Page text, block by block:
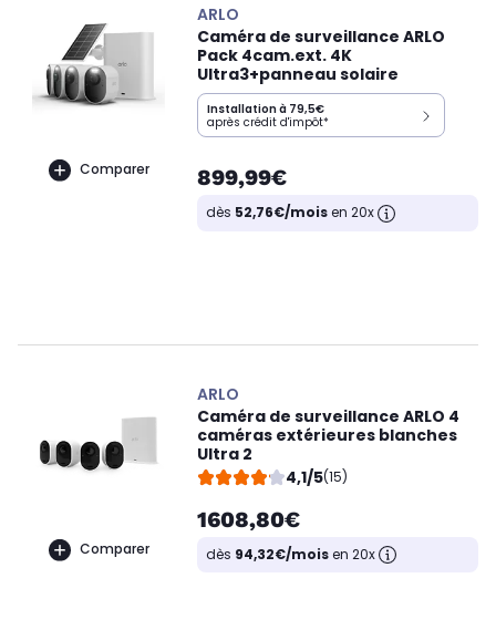
Comparer
ARLO
Caméra de surveillance ARLO
Pack 4cam.ext. 4K
Ultra3+panneau solaire
Installation à 79,5€
après crédit d'impôt*
899,99€
dès 52,76€/moisen 20x
Comparer
ARLO
Caméra de surveillance ARLO 4
caméras extérieures blanches
Ultra 2
4,1/5(15)
1608,80€
dès 94,32€/moisen 20x